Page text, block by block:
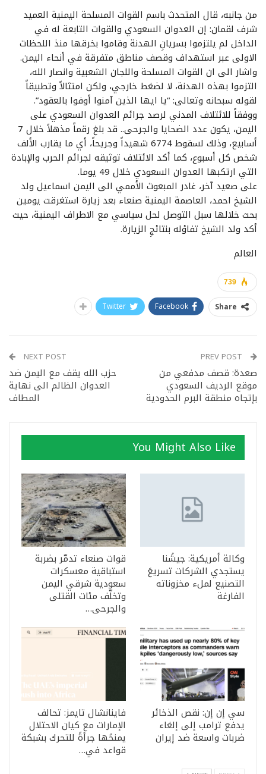
من جانبه، قال المتحدث باسم القوات المسلحة اليمنية العميد
شرف لقمان: إن العدوان السعودي والقوات التابعة له في
الداخل لم يلتزموا بسريانِ الهدنة وقاموا بخرقها منذ اللحظات
الاولى عبر استهداف وقصف مناطق متفرقة في أنحاء اليمن.
واشار الى ان القوات المسلحة واللجان الشعبية وانصار الله،
التزموا بهذه الهدنة، لا لضغط خارجي، ولكن امتثالاً وتطبيقاً
لقوله سبحانه وتعالى: “يا ايها الذين آمنوا أوفوا بالعقود”.
ووفقاً للائتلاف المدني لرصد جرائم العدوان السعودي على
اليمن، يكون عدد الضحايا والجرحى.. قد بلغ رقماً مذهلاً خلال 7
أسابيع، وذلك لسقوط 6774 شهيداً وجريحاً، أي ما يقارب الألف
شخص كل أسبوع، كما أكد الائتلاف توثيقه لجرائم الحرب والإبادة
التي ارتكبها العدوان السعودي خلال 49 يوما.
على صعيد آخر، غادر المبعوث الأممي الى اليمن اسماعيل ولد
الشيخ احمد، العاصمة اليمنية صنعاء بعد زيارة استغرقت يومين
بحث خلالها سبل التوصل لحل سياسي مع الاطراف اليمنية، حيث
أكد ولد الشيخ تفاؤله بنتائجِ الزيارة.
العالم
739
Share
Facebook
Twitter
‫صعدة‬: قصف مدفعي من
موقع الرديف السعودي
بإتجاه منطقة البرم الحدودية
NEXT POST
حزب الله يقف مع اليمن ضد
العدوان الظالم الى نهاية
المطاف
You Might Also Like
وكالة أمريكية: جيشُنا
يستجدي الشركات تسريعَ
التصنيع لملء مخزوناته
الفارغة
قوات صنعاء تدمّر بضربة
استباقية معسكرات
سعودية شرقي اليمن
وتخلّف مئات القتلى
والجرحى…
سي إن إن: نقص الذخائر
يدفع ترامب إلى إلغاء
ضربات واسعة ضد إيران
فاينانشال تايمز: تحالف
الإمارات مع كيان الاحتلال
يمنحُها جرأةً للتحرك بشبكة
قواعد في…